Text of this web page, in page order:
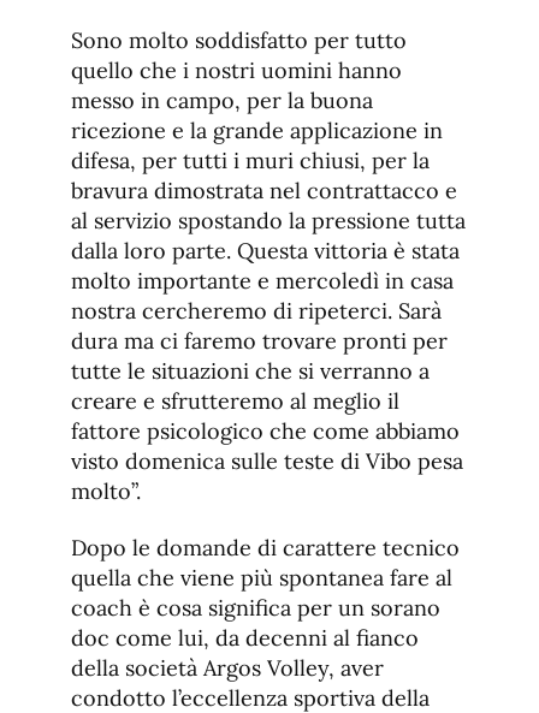
Sono molto soddisfatto per tutto
quello che i nostri uomini hanno
messo in campo, per la buona
ricezione e la grande applicazione in
difesa, per tutti i muri chiusi, per la
bravura dimostrata nel contrattacco e
al servizio spostando la pressione tutta
dalla loro parte. Questa vittoria è stata
molto importante e mercoledì in casa
nostra cercheremo di ripeterci. Sarà
dura ma ci faremo trovare pronti per
tutte le situazioni che si verranno a
creare e sfrutteremo al meglio il
fattore psicologico che come abbiamo
visto domenica sulle teste di Vibo pesa
molto”.
Dopo le domande di carattere tecnico
quella che viene più spontanea fare al
coach è cosa significa per un sorano
doc come lui, da decenni al fianco
della società Argos Volley, aver
condotto l’eccellenza sportiva della